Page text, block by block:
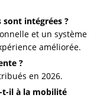
sont intégrées ?
et un système
améliorée.
?
en 2026.
t-il à la mobilité